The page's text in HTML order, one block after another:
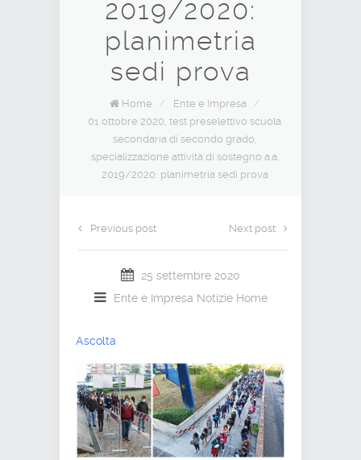
2019/2020:
planimetria
sedi prova
Home / Ente e Impresa
/
01 ottobre 2020, test preselettivo scuola
secondaria di secondo grado,
specializzazione attività di sostegno a.a.
2019/2020: planimetria sedi prova
Previous post Next post
25 settembre 2020
Ente e Impresa Notizie Home
Ascolta